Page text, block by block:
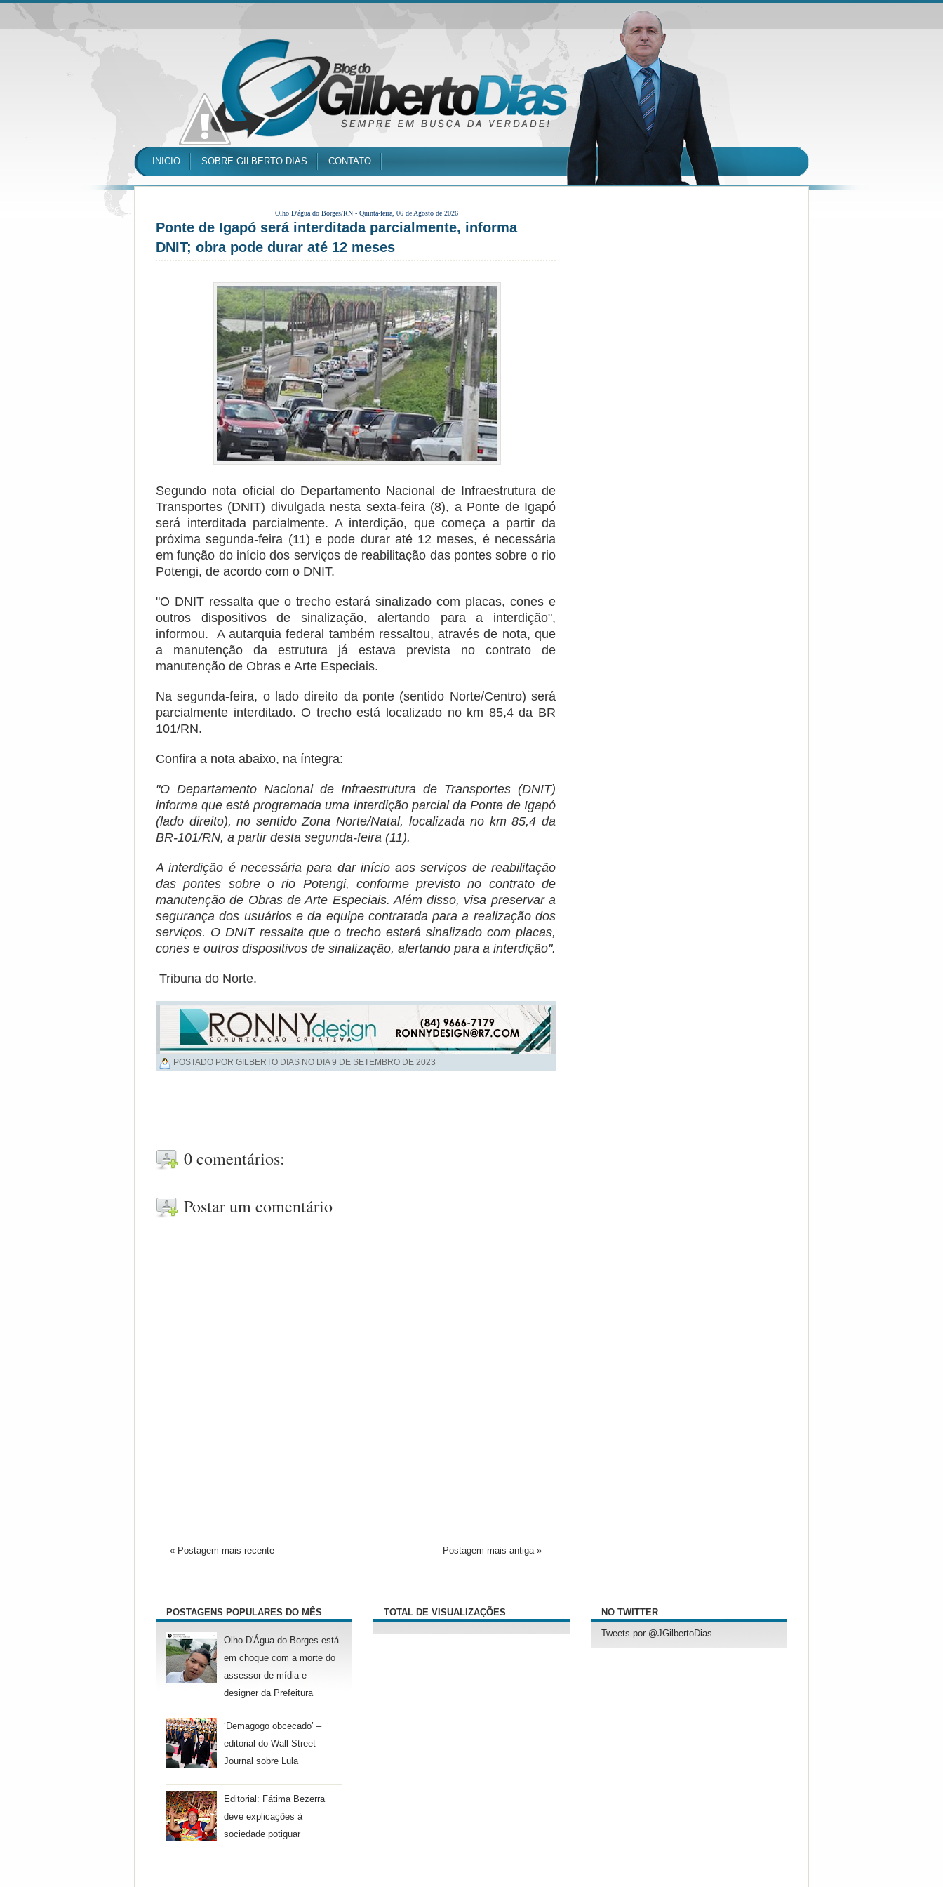
INICIO SOBRE GILBERTO DIAS CONTATO
Olho D'água do Borges/RN - Quinta-feira, 06 de Agosto de 2026
Ponte de Igapó será interditada parcialmente, informa
DNIT; obra pode durar até 12 meses
Segundo nota oficial do Departamento Nacional de Infraestrutura de
Transportes (DNIT) divulgada nesta sexta-feira (8), a Ponte de Igapó
será interditada parcialmente. A interdição, que começa a partir da
próxima segunda-feira (11) e pode durar até 12 meses, é necessária
em função do início dos serviços de reabilitação das pontes sobre o rio
Potengi, de acordo com o DNIT.
"O DNIT ressalta que o trecho estará sinalizado com placas, cones e
outros dispositivos de sinalização, alertando para a interdição",
informou. A autarquia federal também ressaltou, através de nota, que
a manutenção da estrutura já estava prevista no contrato de
manutenção de Obras e Arte Especiais.
Na segunda-feira, o lado direito da ponte (sentido Norte/Centro) será
parcialmente interditado. O trecho está localizado no km 85,4 da BR
101/RN.
Confira a nota abaixo, na íntegra:
"O Departamento Nacional de Infraestrutura de Transportes (DNIT)
informa que está programada uma interdição parcial da Ponte de Igapó
(lado direito), no sentido Zona Norte/Natal, localizada no km 85,4 da
BR-101/RN, a partir desta segunda-feira (11).
A interdição é necessária para dar início aos serviços de reabilitação
das pontes sobre o rio Potengi, conforme previsto no contrato de
manutenção de Obras de Arte Especiais. Além disso, visa preservar a
segurança dos usuários e da equipe contratada para a realização dos
serviços. O DNIT ressalta que o trecho estará sinalizado com placas,
cones e outros dispositivos de sinalização, alertando para a interdição".
Tribuna do Norte.
POSTADO POR GILBERTO DIAS NO DIA9 DE SETEMBRO DE 2023
0 comentários:
Postar um comentário
« Postagem mais recente Postagem mais antiga »
POSTAGENS POPULARES DO MÊS
Olho D'Água do Borges está
em choque com a morte do
assessor de mídia e
designer da Prefeitura
‘Demagogo obcecado’ –
editorial do Wall Street
Journal sobre Lula
Editorial: Fátima Bezerra
deve explicações à
sociedade potiguar
TOTAL DE VISUALIZAÇÕES NO TWITTER
Tweets por @JGilbertoDias